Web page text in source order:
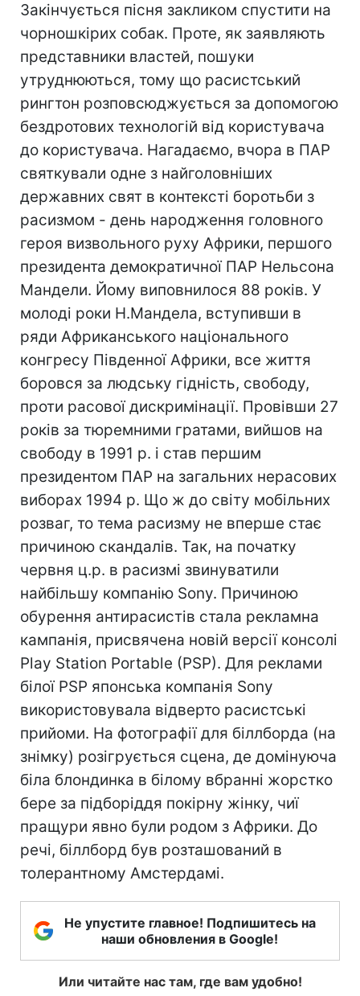
Закінчується пісня закликом спустити на
чорношкірих собак. Проте, як заявляють
представники властей, пошуки
утруднюються, тому що расистський
рингтон розповсюджується за допомогою
бездротових технологій від користувача
до користувача. Нагадаємо, вчора в ПАР
святкували одне з найголовніших
державних свят в контексті боротьби з
расизмом - день народження головного
героя визвольного руху Африки, першого
президента демократичної ПАР Нельсона
Мандели. Йому виповнилося 88 років. У
молоді роки Н.Мандела, вступивши в
ряди Африканського національного
конгресу Південної Африки, все життя
боровся за людську гідність, свободу,
проти расової дискримінації. Провівши 27
років за тюремними гратами, вийшов на
свободу в 1991 р. і став першим
президентом ПАР на загальних нерасових
виборах 1994 р. Що ж до світу мобільних
розваг, то тема расизму не вперше стає
причиною скандалів. Так, на початку
червня ц.р. в расизмі звинуватили
найбільшу компанію Sony. Причиною
обурення антирасистів стала рекламна
кампанія, присвячена новій версії консолі
Play Station Portable (PSP). Для реклами
білої PSP японська компанія Sony
використовувала відверто расистські
прийоми. На фотографії для біллборда (на
знімку) розігрується сцена, де домінуюча
біла блондинка в білому вбранні жорстко
бере за підборіддя покірну жінку, чиї
пращури явно були родом з Африки. До
речі, біллборд був розташований в
толерантному Амстердамі.
Не упустите главное! Подпишитесь на
наши обновления в Google!
Или читайте нас там, где вам удобно!